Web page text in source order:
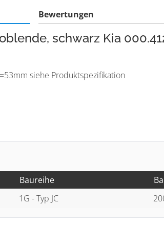
Bewertungen
schwarz Kia
siehe Produktspezifikation
Baureihe
1G - Typ JC